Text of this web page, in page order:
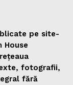
pe site-
House
fotografii,
fără